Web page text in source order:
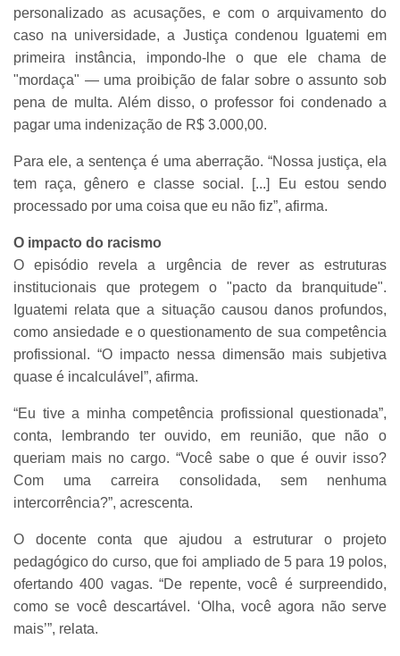
personalizado as acusações, e com o arquivamento do
caso na universidade, a Justiça condenou Iguatemi em
primeira instância, impondo-lhe o que ele chama de
"mordaça" — uma proibição de falar sobre o assunto sob
pena de multa. Além disso, o professor foi condenado a
pagar uma indenização de R$ 3.000,00.
Para ele, a sentença é uma aberração. “Nossa justiça, ela
tem raça, gênero e classe social. [...] Eu estou sendo
processado por uma coisa que eu não fiz”, afirma.
O impacto do racismo
O episódio revela a urgência de rever as estruturas
institucionais que protegem o "pacto da branquitude".
Iguatemi relata que a situação causou danos profundos,
como ansiedade e o questionamento de sua competência
profissional. “O impacto nessa dimensão mais subjetiva
quase é incalculável”, afirma.
“Eu tive a minha competência profissional questionada”,
conta, lembrando ter ouvido, em reunião, que não o
queriam mais no cargo. “Você sabe o que é ouvir isso?
Com uma carreira consolidada, sem nenhuma
intercorrência?”, acrescenta.
O docente conta que ajudou a estruturar o projeto
pedagógico do curso, que foi ampliado de 5 para 19 polos,
ofertando 400 vagas. “De repente, você é surpreendido,
como se você descartável. ‘Olha, você agora não serve
mais’”, relata.